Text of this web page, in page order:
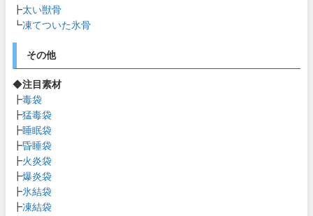
┣太い獣骨
┗凍てついた氷骨
その他
◆注目素材
┣毒袋
┣猛毒袋
┣睡眠袋
┣昏睡袋
┣火炎袋
┣爆炎袋
┣氷結袋
┣凍結袋